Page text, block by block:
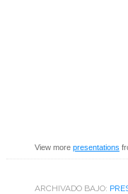
View more presentations
ARCHIVADO BAJO: